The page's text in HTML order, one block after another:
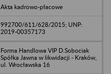
Akta kadrowo-płacowe
992700/611/628/2015; UNP:
2019-00357173
Forma Handlowa VIP D.Sobociak
Spółka Jawna w likwidacji - Kraków,
ul. Wrocławska 16